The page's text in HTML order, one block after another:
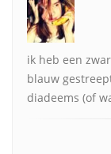
ik heb een
blauw
diadeems (of